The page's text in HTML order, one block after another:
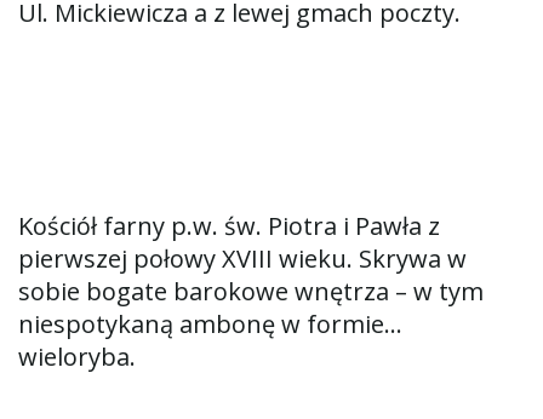
Ul. Mickiewicza a z lewej gmach poczty.
Kościół farny p.w. św. Piotra i Pawła z
pierwszej połowy XVIII wieku. Skrywa w
sobie bogate barokowe wnętrza – w tym
niespotykaną ambonę w formie…
wieloryba.